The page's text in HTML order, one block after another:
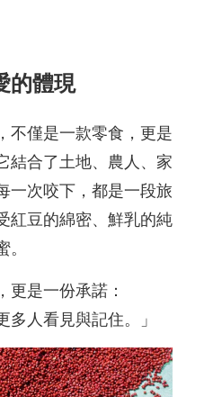
的體現
不僅是一款零食，更是
結合了土地、農人、家
一次咬下，都是一段旅
紅豆的綿密、鮮乳的純
更是一份承諾：
多人看見與記住。」